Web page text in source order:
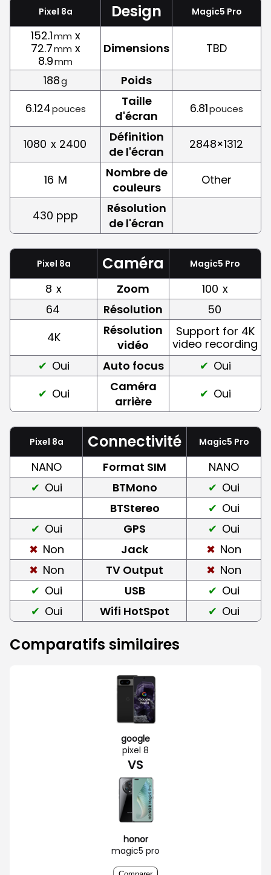
Pixel 8a Design Magic5 Pro
152.1mm x
72.7mm x
8.9mm
Dimensions TBD
188g
Poids
6.124pouces
Taille
d'écran
6.81pouces
1080 x 2400
Définition
de l'écran
2848×1312
16 M
Nombre de
couleurs
Other
430 ppp
Résolution
de l'écran
Pixel 8a Caméra Magic5 Pro
8 x Zoom 100 x
64
Résolution
50
4K
Résolution
vidéo
Support for 4K
video recording
Oui
Auto focus
Oui
Oui
Caméra
arrière
Oui
Pixel 8a Connectivité Magic5 Pro
NANO Format SIM
NANO
Oui
BTMono
Oui
BTStereo
Oui
Oui
GPS
Oui
Non
Jack
Non
Non
TV Output
Non
Oui
USB
Oui
Oui
Wifi HotSpot Oui
Comparatifs similaires
google
pixel 8
VS
honor
magic5 pro